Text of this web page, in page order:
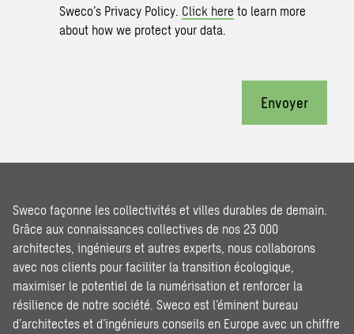
Sweco’s Privacy Policy. Click here to learn more
about how we protect your data.
Envoyer
Sweco façonne les collectivités et villes durables de demain.
Grâce aux connaissances collectives de nos 23 000
architectes, ingénieurs et autres experts, nous collaborons
avec nos clients pour faciliter la transition écologique,
maximiser le potentiel de la numérisation et renforcer la
résilience de notre société. Sweco est l’éminent bureau
d’architectes et d’ingénieurs conseils en Europe avec un chiffre